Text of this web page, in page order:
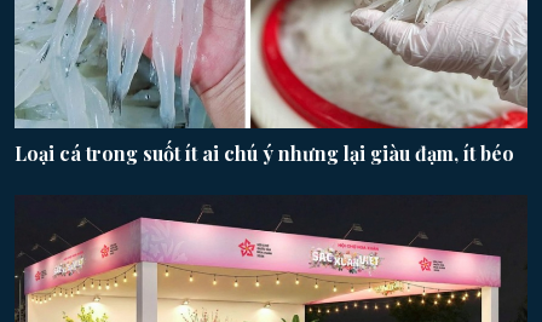
Loại cá trong suốt ít ai chú ý nhưng lại giàu đạm, ít béo